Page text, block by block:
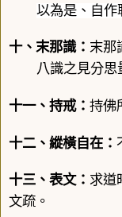
以為是、自作
十、末那識： 末那
八識之見分思
十一、 持戒： 持佛
十二、縱橫自在：
十三、表文： 求道
文疏。